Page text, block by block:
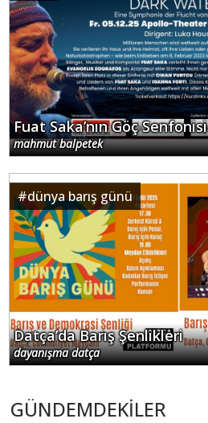
Fuat Saka’nın Göç Senfonisi
mahmut balpetek
#dünya barış günü
Datça’da Barış Şenlikleri
dayanışma datça
GÜNDEMDEKİLER